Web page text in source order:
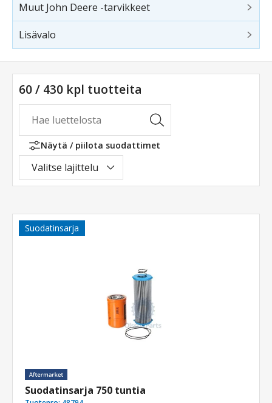
Muut John Deere -tarvikkeet
Lisävalo
60 / 430 kpl tuotteita
Näytä / piilota suodattimet
Valitse lajittelu
Suodatinsarja
Suodatinsarja 750 tuntia